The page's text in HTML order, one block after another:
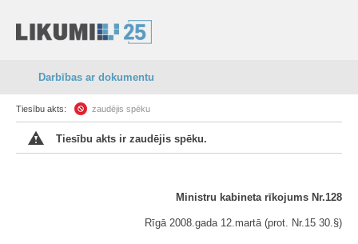
Darbības ar dokumentu
Tiesību akts: zaudējis spēku
Tiesību akts ir zaudējis spēku.
Ministru kabineta rīkojums Nr.128
Rīgā 2008.gada 12.martā (prot. Nr.15 30.§)